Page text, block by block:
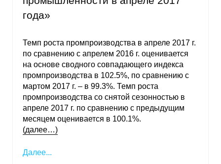
года»
Темп роста промпроизводства в апреле 2017 г.
по сравнению с апрелем 2016 г. оценивается
на основе сводного совпадающего индекса
промпроизводства в 102.5%, по сравнению с
мартом 2017 г. – в 99.3%. Темп роста
промпроизводства со снятой сезонностью в
апреле 2017 г. по сравнению с предыдущим
месяцем оценивается в 100.1%.
(далее…)
Далее...